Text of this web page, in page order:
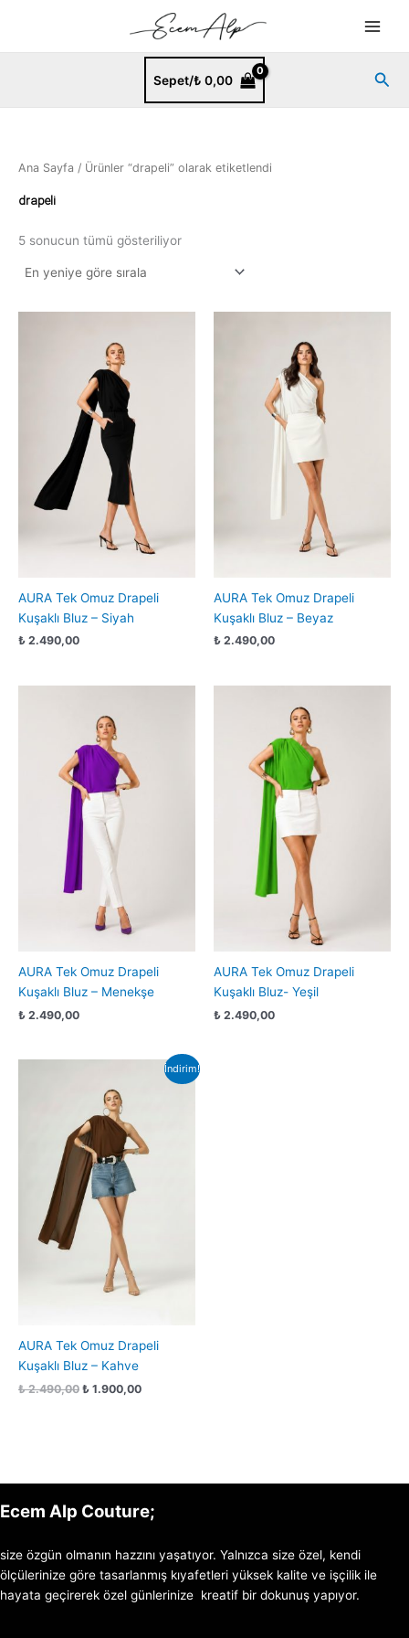
Sepet/₺ 0,00
Ana Sayfa / Ürünler “drapeli” olarak etiketlendi
drapeli
5 sonucun tümü gösteriliyor
yeniye
göre
sıralandı
AURA Tek Omuz Drapeli
Kuşaklı Bluz – Siyah
₺ 2.490,00
AURA Tek Omuz Drapeli
Kuşaklı Bluz – Beyaz
₺ 2.490,00
AURA Tek Omuz Drapeli
Kuşaklı Bluz – Menekşe
₺ 2.490,00
AURA Tek Omuz Drapeli
Kuşaklı Bluz- Yeşil
₺ 2.490,00
İndirim!
AURA Tek Omuz Drapeli
Kuşaklı Bluz – Kahve
₺2.490,00
₺ 2.490,00.
₺ 1.900,00
andaki
Ecem Alp Couture;
size özgün olmanın hazzını yaşatıyor. Yalnızca size özel, kendi
ölçülerinize göre tasarlanmış kıyafetleri yüksek kalite ve işçilik ile
hayata geçirerek özel günlerinize kreatif bir dokunuş yapıyor.